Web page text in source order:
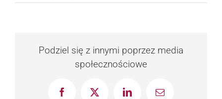
Podziel się z innymi poprzez media
społecznościowe
FacebookX LinkedInEmail